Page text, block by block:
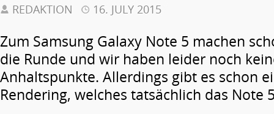
REDAKTION 16. JULY 2015
Zum Samsung Galaxy Note 5 machen
die Runde und wir haben leider noch
Anhaltspunkte. Allerdings gibt es schon
Rendering, welches tatsächlich das Note